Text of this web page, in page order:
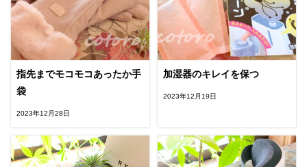
指先までモコモコあったか手
袋
2023年12月28日
加湿器のキレイを保つ
2023年12月19日